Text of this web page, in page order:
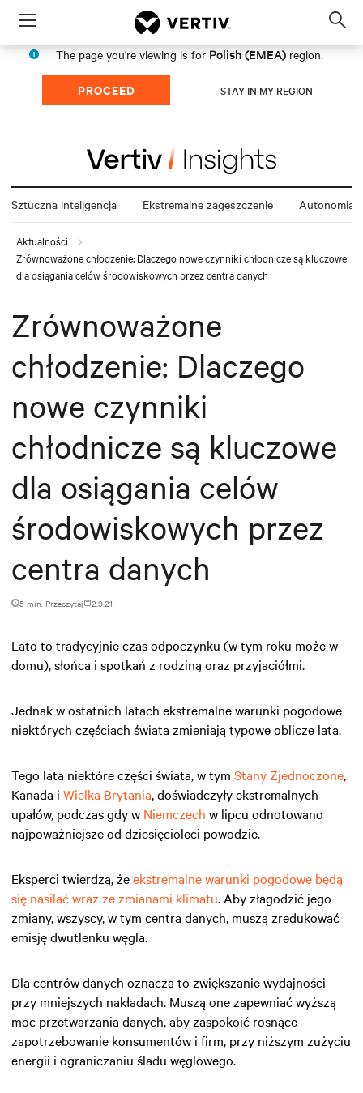
Menu
The page you're viewing is for Polish (EMEA) region.
PROCEED STAY IN MY REGION
Sztuczna inteligencja Ekstremalne zagęszczenie Autonomia
Aktualności
Zrównoważone chłodzenie: Dlaczego nowe czynniki chłodnicze są kluczowe
dla osiągania celów środowiskowych przez centra danych
Zrównoważone
chłodzenie: Dlaczego
nowe czynniki
chłodnicze są kluczowe
dla osiągania celów
środowiskowych przez
centra danych
5 min. Przeczytaj 2.9.21
Lato to tradycyjnie czas odpoczynku (w tym roku może w
domu), słońca i spotkań z rodziną oraz przyjaciółmi.
Jednak w ostatnich latach ekstremalne warunki pogodowe
niektórych częściach świata zmieniają typowe oblicze lata.
Tego lata niektóre części świata, w tym Stany Zjednoczone,
Kanada i Wielka Brytania, doświadczyły ekstremalnych
upałów, podczas gdy w Niemczech w lipcu odnotowano
najpoważniejsze od dziesięcioleci powodzie.
Eksperci twierdzą, żeekstremalne warunki pogodowe będą
się nasilać wraz ze zmianami klimatu. Aby złagodzić jego
zmiany, wszyscy, w tym centra danych, muszą zredukować
emisję dwutlenku węgla.
Dla centrów danych oznacza to zwiększanie wydajności
przy mniejszych nakładach. Muszą one zapewniać wyższą
moc przetwarzania danych, aby zaspokoić rosnące
zapotrzebowanie konsumentów i firm, przy niższym zużyciu
energii i ograniczaniu śladu węglowego.